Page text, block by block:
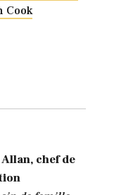
Cook
chef de